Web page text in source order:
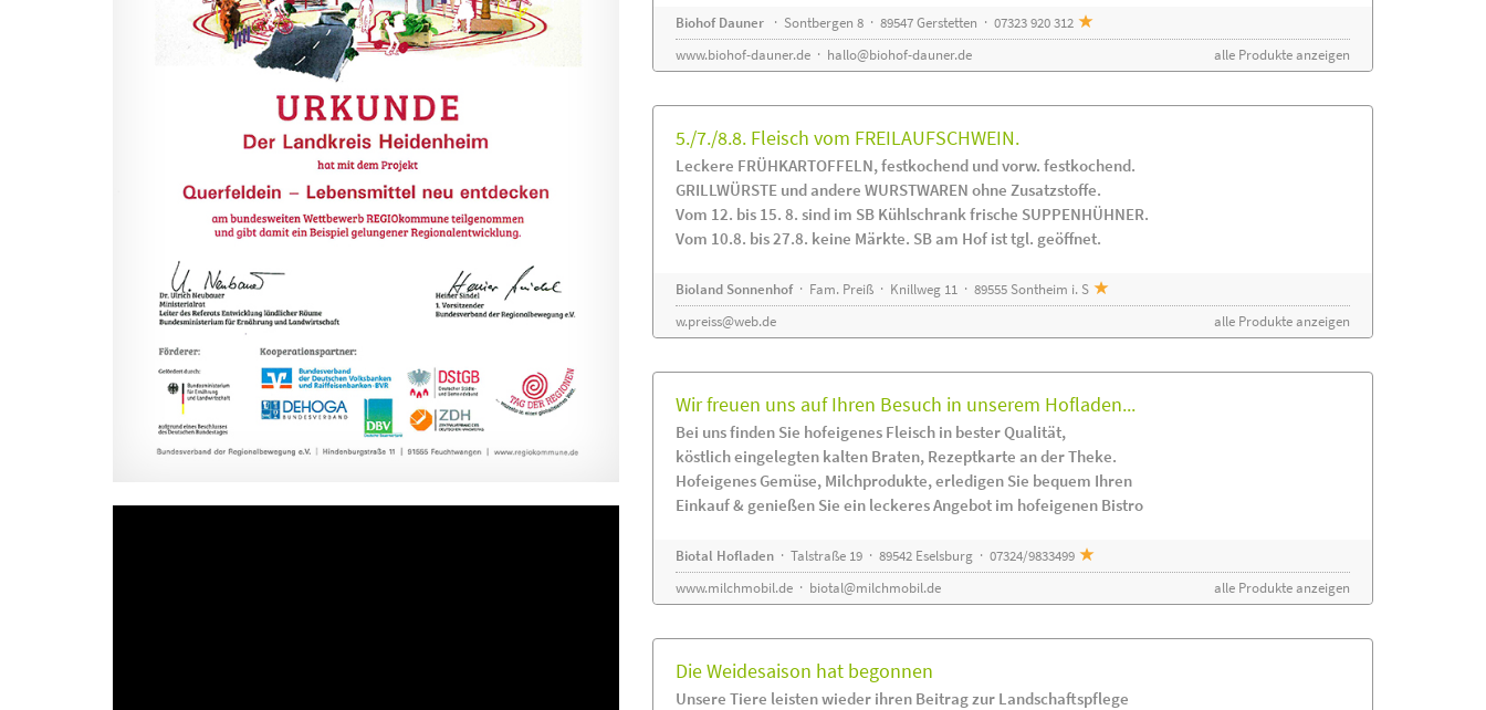
Biohof Dauner · Sontbergen 8 · 89547 Gerstetten · 07323 920 312
www.biohof-dauner.de· hallo@biohof-dauner.de alle Produkte anzeigen
5./7./8.8. Fleisch vom FREILAUFSCHWEIN.
Leckere FRÜHKARTOFFELN, festkochend und vorw. festkochend.
GRILLWÜRSTE und andere WURSTWAREN ohne Zusatzstoffe.
Vom 12. bis 15. 8. sind im SB Kühlschrank frische SUPPENHÜHNER.
Vom 10.8. bis 27.8. keine Märkte. SB am Hof ist tgl. geöffnet.
Bioland Sonnenhof· Fam. Preiß · Knillweg 11 · 89555 Sontheim i. S
w.preiss@web.de
alle Produkte anzeigen
Wir freuen uns auf Ihren Besuch in unserem Hofladen...
Bei uns finden Sie hofeigenes Fleisch in bester Qualität,
köstlich eingelegten kalten Braten, Rezeptkarte an der Theke.
Hofeigenes Gemüse, Milchprodukte, erledigen Sie bequem Ihren
Einkauf & genießen Sie ein leckeres Angebot im hofeigenen Bistro
Biotal Hofladen· Talstraße 19 · 89542 Eselsburg · 07324/9833499
www.milchmobil.de· biotal@milchmobil.de alle Produkte anzeigen
Die Weidesaison hat begonnen
Unsere Tiere leisten wieder ihren Beitrag zur Landschaftspflege